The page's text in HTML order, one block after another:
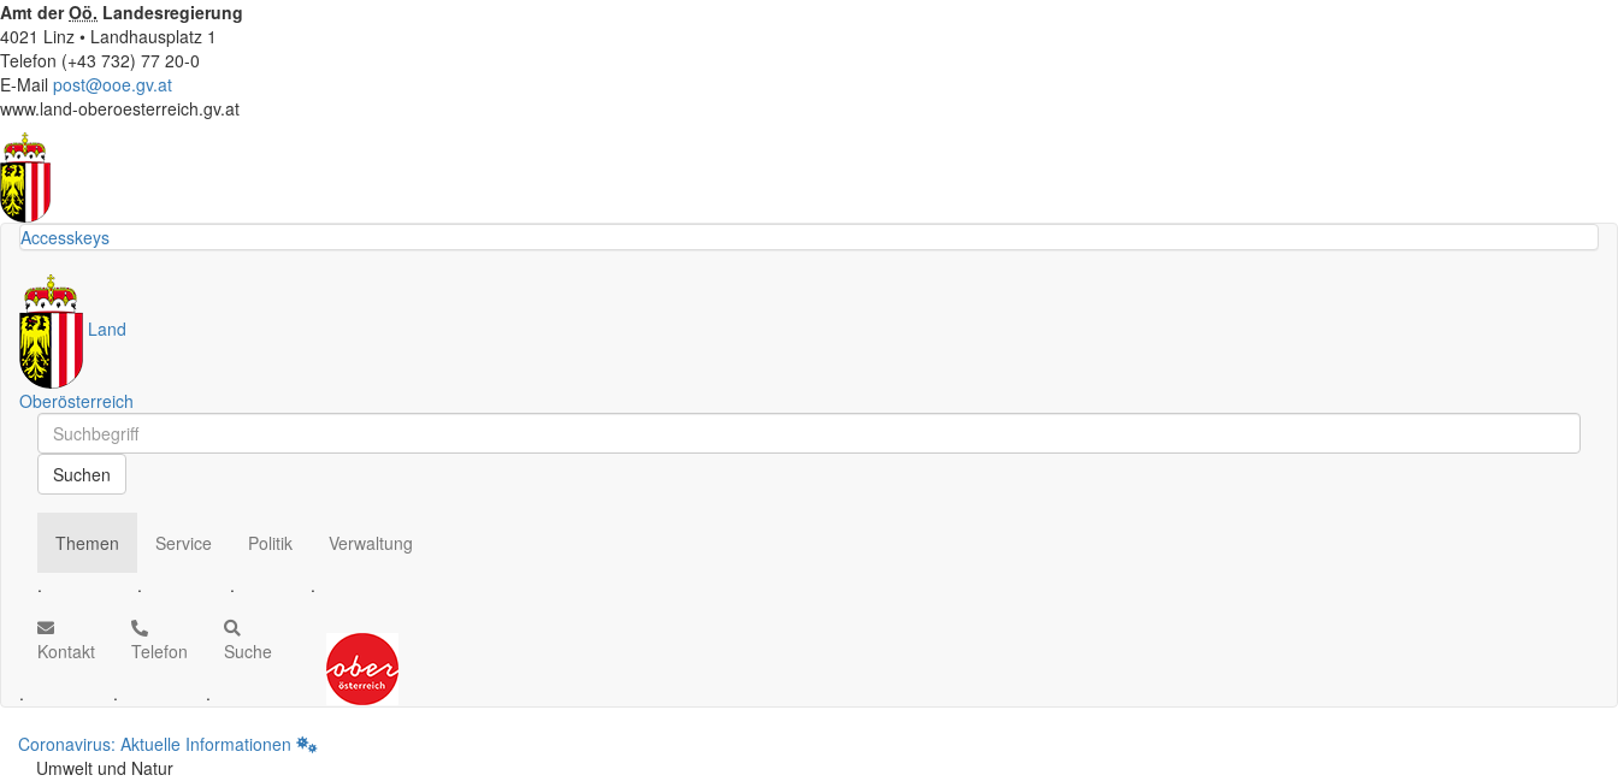
Amt derOö. Landesregierung
4021 Linz • Landhausplatz 1
Telefon (+43 732) 77 20-0
E-Mail post@ooe.gv.at
www.land-oberoesterreich.gv.at
Accesskeys
Land
Oberösterreich
Schnellsuche
Schnellsuche
Suchen
Themen
.
Service
.
Politik
.
Verwaltung
.
Kontakt
.
Telefon
.
Suche
.
Coronavirus: Aktuelle Informationen
Umwelt und Natur